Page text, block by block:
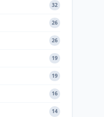
32
26
26
19
19
16
14